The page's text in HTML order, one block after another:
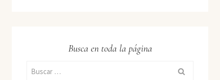
Busca en toda la página
Buscar: